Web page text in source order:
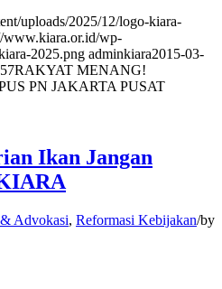
uploads/2025/12/logo-kiara-
www.kiara.or.id/wp-
2025.png adminkiara2015-03-
RAKYAT MENANG!
PN JAKARTA PUSAT
Ikan Jangan
Advokasi, Reformasi Kebijakan/by